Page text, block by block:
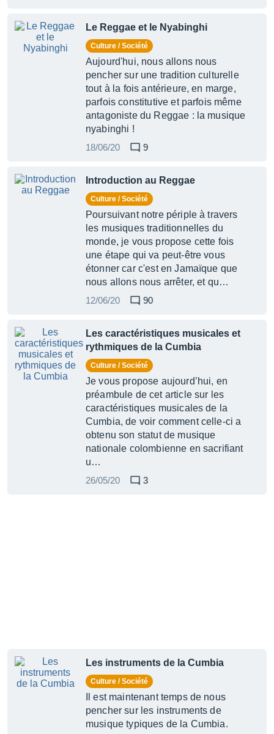
Le Reggae et le Nyabinghi
Culture / Société
Aujourd'hui, nous allons nous
pencher sur une tradition culturelle
tout à la fois antérieure, en marge,
parfois constitutive et parfois même
antagoniste du Reggae : la musique
nyabinghi !
18/06/20
9
Introduction au Reggae
Culture / Société
Poursuivant notre périple à travers
les musiques traditionnelles du
monde, je vous propose cette fois
une étape qui va peut-être vous
étonner car c'est en Jamaïque que
nous allons nous arrêter, et qu…
12/06/20
90
Les caractéristiques musicales et
rythmiques de la Cumbia
Culture / Société
Je vous propose aujourd’hui, en
préambule de cet article sur les
caractéristiques musicales de la
Cumbia, de voir comment celle-ci a
obtenu son statut de musique
nationale colombienne en sacrifiant
u…
26/05/20
3
Les instruments de la Cumbia
Culture / Société
Il est maintenant temps de nous
pencher sur les instruments de
musique typiques de la Cumbia.